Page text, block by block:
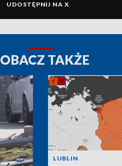
UDOSTĘPNIJ NA X
TAKŻE
LUBLIN